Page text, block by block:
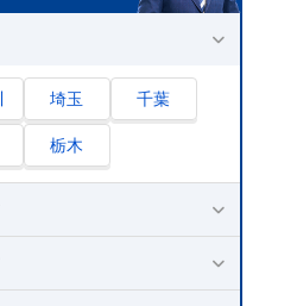
埼玉 千葉
栃木